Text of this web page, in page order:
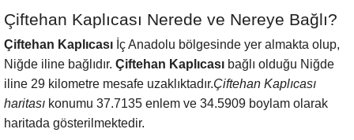
Çiftehan Kaplıcası Nerede ve Nereye Bağlı?
Çiftehan Kaplıcası İç Anadolu bölgesinde yer almakta olup,
Niğde iline bağlıdır. Çiftehan Kaplıcası bağlı olduğu Niğde
iline 29 kilometre mesafe uzaklıktadır.Çiftehan Kaplıcası
haritası konumu 37.7135 enlem ve 34.5909 boylam olarak
haritada gösterilmektedir.